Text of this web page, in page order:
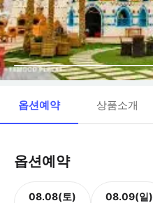
옵션예약 상품소개
옵션예약
08.08(토) 08.09(일)